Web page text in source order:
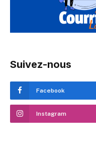
Suivez-nous
Facebook
Instagram